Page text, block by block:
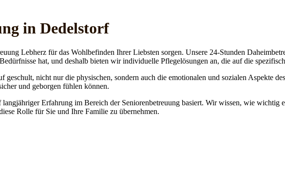
in Dedelstorf
Lebherz für das Wohlbefinden Ihrer Liebsten sorgen. Unsere 24-Stunden
hat, und deshalb bieten wir individuelle Pflegelösungen an, die auf die
geschult, nicht nur die physischen, sondern auch die emotionalen und sozialen Aspekte
und geborgen fühlen können.
langjähriger Erfahrung im Bereich der Seniorenbetreuung basiert. Wir wissen, wie
Rolle für Sie und Ihre Familie zu übernehmen.